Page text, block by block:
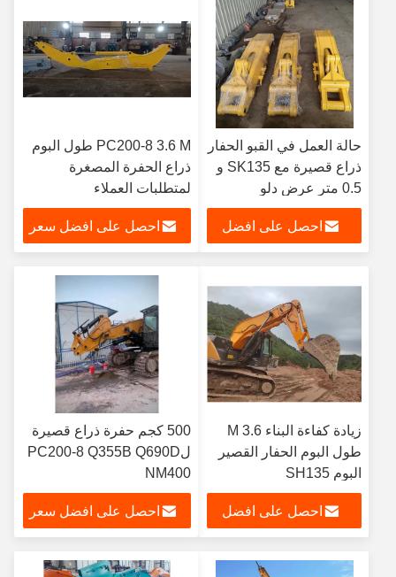
حالة العمل في القبو الحفار
ذراع قصيرة مع SK135 و
0.5 متر عرض دلو
احصل على افضل
PC200-8 3.6 M طول البوم
ذراع الحفرة المصغرة
لمتطلبات العملاء
احصل على افضل سعر
زيادة كفاءة البناء 3.6 M
طول البوم الحفار القصير
البوم SH135
احصل على افضل
500 كجم حفرة ذراع قصيرة
لPC200-8 Q355B Q690D
NM400
احصل على افضل سعر